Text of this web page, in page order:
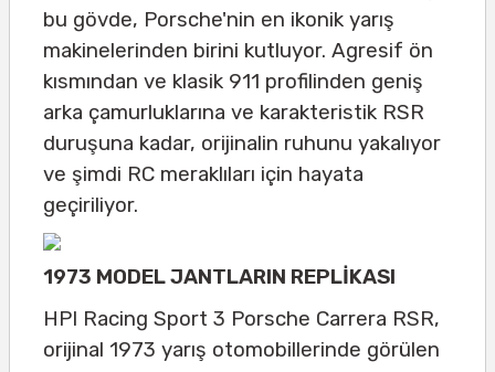
bu gövde, Porsche'nin en ikonik yarış
makinelerinden birini kutluyor. Agresif ön
kısmından ve klasik 911 profilinden geniş
arka çamurluklarına ve karakteristik RSR
duruşuna kadar, orijinalin ruhunu yakalıyor
ve şimdi RC meraklıları için hayata
geçiriliyor.
1973 MODEL JANTLARIN REPLİKASI
HPI Racing Sport 3 Porsche Carrera RSR,
orijinal 1973 yarış otomobillerinde görülen